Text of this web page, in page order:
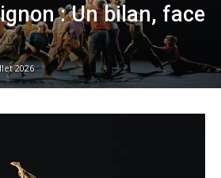
: Un bilan, face
2026